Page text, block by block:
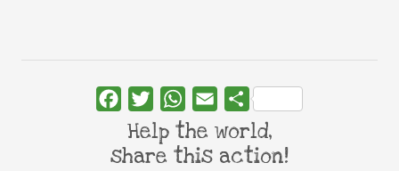
FacebookTwitterWhatsApp
Email Share
Help the world,
share this action!